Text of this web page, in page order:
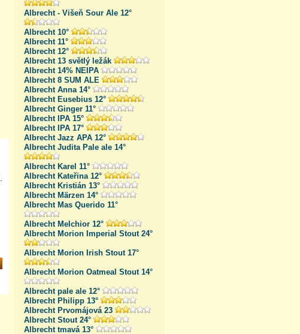
Albrecht - Višeň Sour Ale 12°
Albrecht 10°
Albrecht 11°
Albrecht 12°
Albrecht 13 světlý ležák
Albrecht 14% NEIPA
Albrecht 8 SUM ALE
Albrecht Anna 14°
Albrecht Eusebius 12°
Albrecht Ginger 11°
Albrecht IPA 15°
Albrecht IPA 17°
Albrecht Jazz APA 12°
Albrecht Judita Pale ale 14°
Albrecht Karel 11°
Albrecht Kateřina 12°
Albrecht Kristián 13°
Albrecht Märzen 14°
Albrecht Mas Querido 11°
Albrecht Melchior 12°
Albrecht Morion Imperial Stout 24°
Albrecht Morion Irish Stout 17°
Albrecht Morion Oatmeal Stout 14°
Albrecht pale ale 12°
Albrecht Philipp 13°
Albrecht Prvomájová 23
Albrecht Stout 24°
Albrecht tmavá 13°